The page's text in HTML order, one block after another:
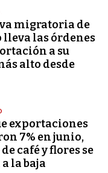
migratoria de
lleva las órdenes
a su
alto desde
exportaciones
7% en junio,
café y flores se
la baja